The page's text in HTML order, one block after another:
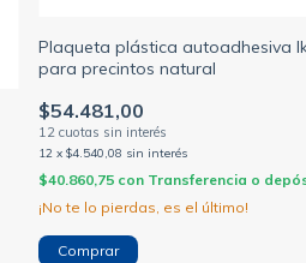
Plaqueta plástica autoadhesiva
para precintos natural
$54.481,00
12 x $4.540,08 sin interés
$40.860,75 con Transferencia o
¡No te lo pierdas, es el último!